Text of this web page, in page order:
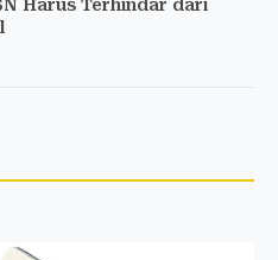
Harus Terhindar dari